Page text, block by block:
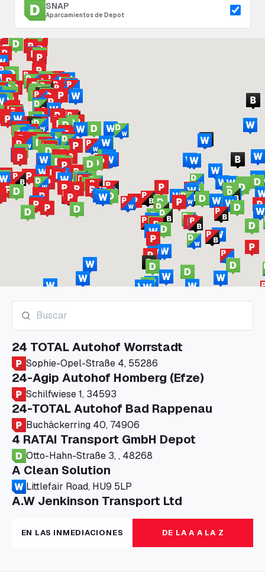
SNAP
Aparcamientos de Depot
24 TOTAL Autohof Worrstadt
Sophie-Opel-Straße 4, 55286
24-Agip Autohof Homberg (Efze)
Schilfwiese 1, 34593
24-TOTAL Autohof Bad Rappenau
Buchäckerring 40, 74906
4 RATAI Transport GmbH Depot
Otto-Hahn-Straße 3, , 48268
A Clean Solution
Littlefair Road, HU9 5LP
A.W Jenkinson Transport Ltd
Progress House, ME11 5GA
A+G Nettetal - Depot Parking
Am Panneschopp 7, 41334
EN LAS INMEDIACIONES DE LA A A LA Z